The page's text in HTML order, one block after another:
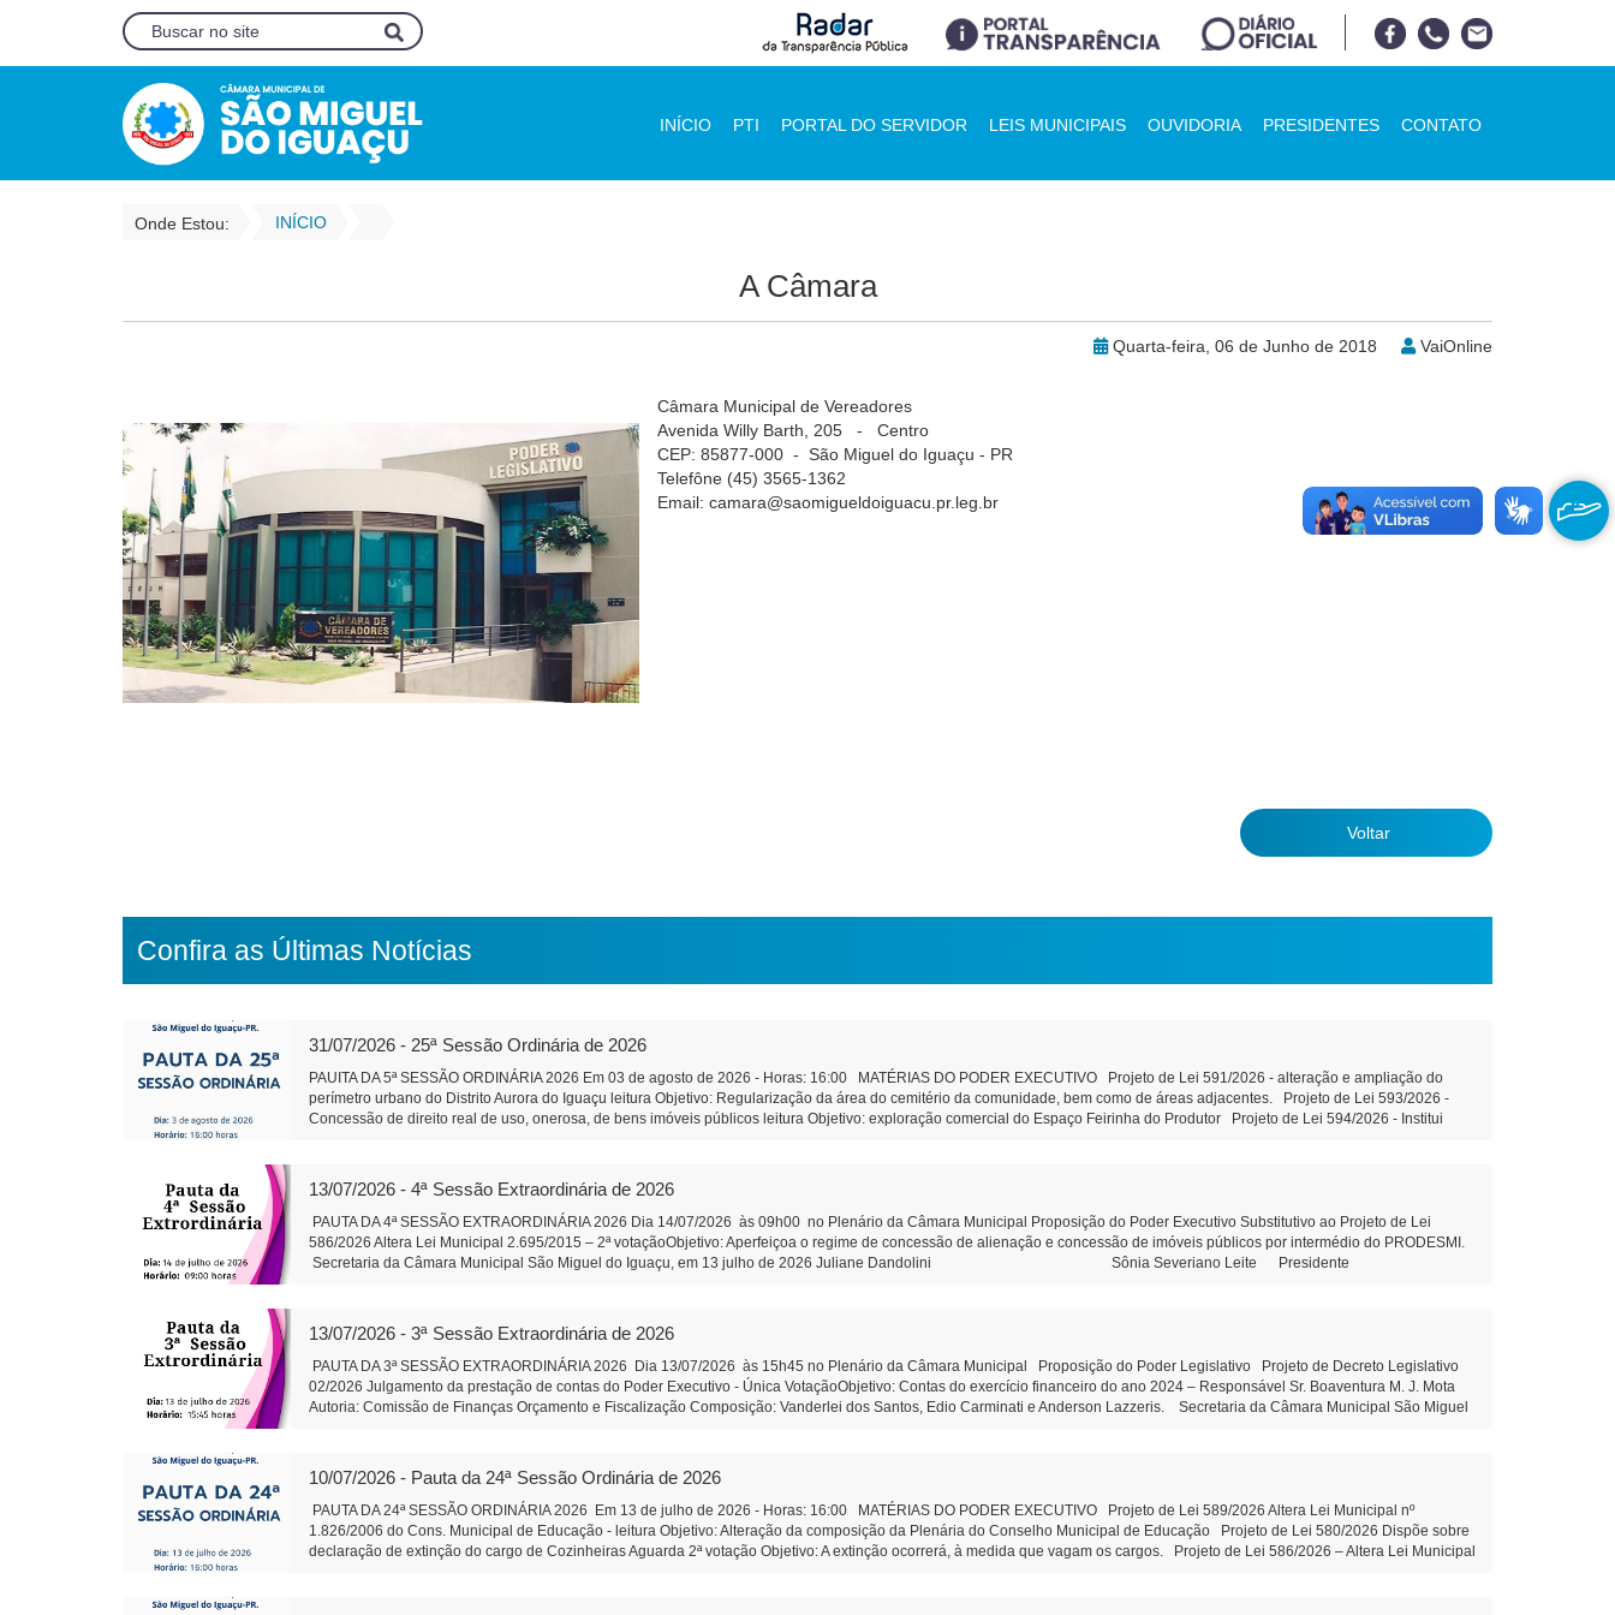
INÍCIO PTI PORTAL DO SERVIDOR LEIS MUNICIPAIS OUVIDORIA PRESIDENTES CONTATO
Onde Estou: INÍCIO
A Câmara
VaiOnline
Quarta-feira, 06 de Junho de 2018
Câmara Municipal de Vereadores
Avenida Willy Barth, 205 - Centro
CEP: 85877-000 - São Miguel do Iguaçu - PR
Telefône (45) 3565-1362
Email: camara@saomigueldoiguacu.pr.leg.br
Voltar
Confira as Últimas Notícias
31/07/2026 - 25ª Sessão Ordinária de 2026
PAUITA DA 5ª SESSÃO ORDINÁRIA 2026 Em 03 de agosto de 2026 - Horas: 16:00 MATÉRIAS DO PODER EXECUTIVO Projeto de Lei 591/2026 - alteração e ampliação do
perímetro urbano do Distrito Aurora do Iguaçu leitura Objetivo: Regularização da área do cemitério da comunidade, bem como de áreas adjacentes. Projeto de Lei 593/2026 -
Concessão de direito real de uso, onerosa, de bens imóveis públicos leitura Objetivo: exploração comercial do Espaço Feirinha do Produtor Projeto de Lei 594/2026 - Institui
gestão hospitalar por meio de Organização Social qualificada. Projeto de Lei 589/2026 - Altera Lei 1.826/2006 do Cons. Municipal de Educação Tramitação Legal Objetivo:
Alteração da composição da Plenária do Conselho Municipal de Educação Projeto de Lei 590/2026 - Institui o Fórum Municipal de Educação – Tramitação Legal Objetivo: Dispõe
sobre finalidade competência e composição de funcionamento. PROPOSIÇÕES DA CÂMARA MUNICIPAL Projeto de Resolução 03/2026 - Prorroga o prazo para conclusão dos
trabalhos da Comissão instituída para análise e revisão da Lei Orgânica do Município de São Miguel do Iguaçu, e dá outras providências. Projeto de Lei 592/2026 - Altera piso
salarial de servidores do quadro de pessoal efetivo da Câmara Municipal Objetivo: Corrigir uma defasagem remuneratória do cargo Aux.de Serviços gerais - leitura Indicação
Rosa do Ocoi Autor: Vereador Anderson Lazzeris Indicação 82/2026 - Faixa de estacionamento na rua coberta Addy Maria Dall’Oglio Cavalca Autor: Vereador Evandro Ghellere
Secretaria da Câmara Municipal - São Miguel do Iguaçu-PR, em 31 de julho de 2026 Juliane Dandolini Sônia Severiano
Presidente Auxiliar de Administração
13/07/2026 - 4ª Sessão Extraordinária de 2026
PAUTA DA 4ª SESSÃO EXTRAORDINÁRIA 2026 Dia 14/07/2026 às 09h00 no Plenário da Câmara Municipal Proposição do Poder Executivo Substitutivo ao Projeto de Lei
586/2026 Altera Lei Municipal 2.695/2015 – 2ª votaçãoObjetivo: Aperfeiçoa o regime de concessão de alienação e concessão de imóveis públicos por intermédio do PRODESMI.
Secretaria da Câmara Municipal São Miguel do Iguaçu, em 13 julho de 2026 Juliane Dandolini Sônia Severiano Leite Presidente
13/07/2026 - 3ª Sessão Extraordinária de 2026
PAUTA DA 3ª SESSÃO EXTRAORDINÁRIA 2026 Dia 13/07/2026 às 15h45 no Plenário da Câmara Municipal Proposição do Poder Legislativo Projeto de Decreto Legislativo
02/2026 Julgamento da prestação de contas do Poder Executivo - Única VotaçãoObjetivo: Contas do exercício financeiro do ano 2024 – Responsável Sr. Boaventura M. J. Mota
Autoria: Comissão de Finanças Orçamento e Fiscalização Composição: Vanderlei dos Santos, Edio Carminati e Anderson Lazzeris. Secretaria da Câmara Municipal São Miguel
10/07/2026 - Pauta da 24ª Sessão Ordinária de 2026
PAUTA DA 24ª SESSÃO ORDINÁRIA 2026 Em 13 de julho de 2026 - Horas: 16:00 MATÉRIAS DO PODER EXECUTIVO Projeto de Lei 589/2026 Altera Lei Municipal nº
1.826/2006 do Cons. Municipal de Educação - leitura Objetivo: Alteração da composição da Plenária do Conselho Municipal de Educação Projeto de Lei 580/2026 Dispõe sobre
declaração de extinção do cargo de Cozinheiras Aguarda 2ª votação Objetivo: A extinção ocorrerá, à medida que vagam os cargos. Projeto de Lei 586/2026 – Altera Lei Municipal